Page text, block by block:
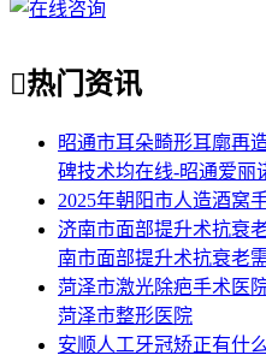
热门资讯
昭通市耳朵畸形耳廓再
碑技术均在线-昭通爱丽
2025年朝阳市人造酒窝
济南市面部提升术抗衰
南市面部提升术抗衰老
菏泽市激光除疤手术医
菏泽市整形医院
安顺人工牙冠矫正有什